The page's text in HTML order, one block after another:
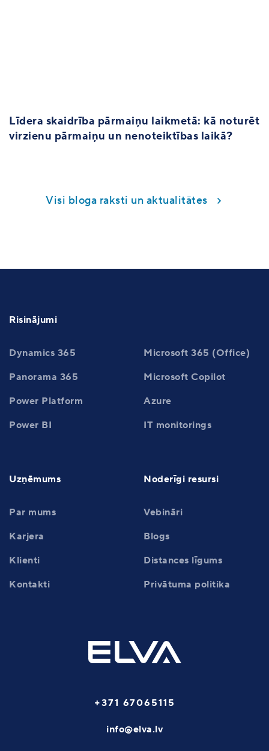
Līdera skaidrība pārmaiņu laikmetā: kā noturēt
virzienu pārmaiņu un nenoteiktības laikā?
Visi bloga raksti un aktualitātes
Risinājumi
Dynamics 365
Microsoft 365 (Office)
Panorama 365
Microsoft Copilot
Power Platform
Azure
Power BI
IT monitorings
Uzņēmums
Par mums
Karjera
Klienti
Kontakti
Noderīgi resursi
Vebināri
Blogs
Distances līgums
Privātuma politika
+371 67065115
info@elva.lv